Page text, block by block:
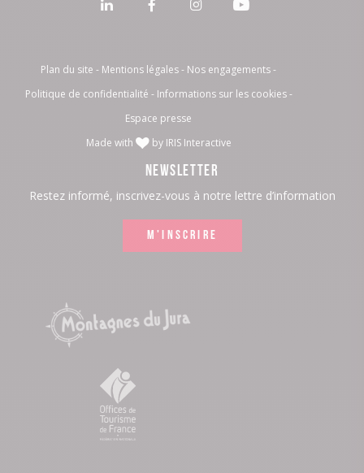
Voir
page
:
LinkedIn
Voir
page
Voir
page
:
Voir
page
:
Plan du site Mentions légales
Nos engagements
Politique de confidentialité
Informations sur les cookies
Espace presse
Made with
by IRIS Interactive
NEWSLETTER
Restez informé, inscrivez-vous à notre lettre d’information
M'INSCRIRE